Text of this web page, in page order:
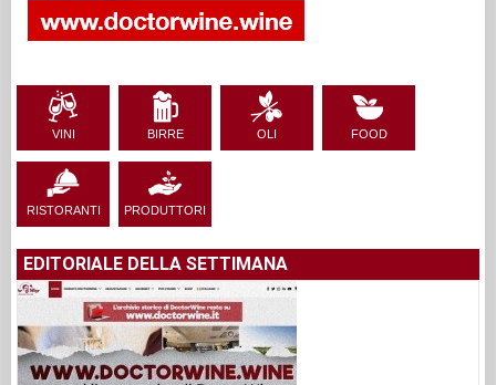
VINI BIRRE OLI FOOD
RISTORANTI PRODUTTORI
EDITORIALE DELLA SETTIMANA